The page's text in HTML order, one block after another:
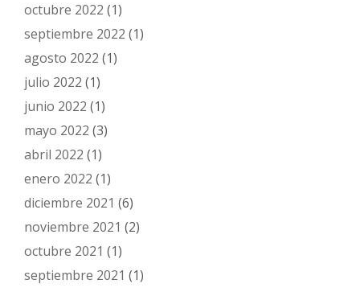
octubre 2022 (1)
septiembre 2022 (1)
agosto 2022 (1)
julio 2022 (1)
junio 2022 (1)
mayo 2022 (3)
abril 2022 (1)
enero 2022 (1)
diciembre 2021 (6)
noviembre 2021 (2)
octubre 2021 (1)
septiembre 2021 (1)